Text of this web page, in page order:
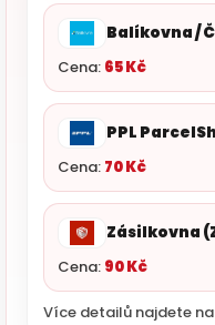
Balíkovna /
Cena: 65 Kč
PPL
Cena: 70 Kč
Zásilkovna
Cena: 90 Kč
Více detailů najdete